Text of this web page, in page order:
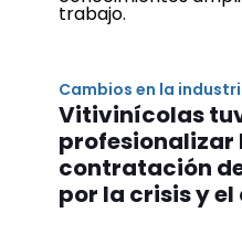
Cambios en la
Vitivinícolas
profesionalizar
contratación
por la crisis y